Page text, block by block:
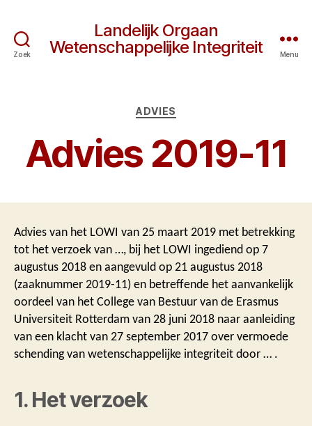
Zoek
Landelijk Orgaan
Wetenschappelijke Integriteit
Menu
Categorieën
ADVIES
Advies 2019-11
Advies van het LOWI van 25 maart 2019 met betrekking
tot het verzoek van …, bij het LOWI ingediend op 7
augustus 2018 en aangevuld op 21 augustus 2018
(zaaknummer 2019-11) en betreffende het aanvankelijk
oordeel van het College van Bestuur van de Erasmus
Universiteit Rotterdam van 28 juni 2018 naar aanleiding
van een klacht van 27 september 2017 over vermoede
schending van wetenschappelijke integriteit door … .
1. Het verzoek